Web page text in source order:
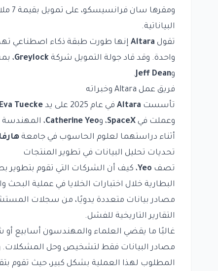
البياناتية.
تقول Altara إنها طورت طبقة ذكاء اصطناعي
واحدة. وقد قاد جولة التمويل شركة Greylock،
وJeff Dean
.
فريق عمل Altara وخبراته
تأسست Altara في عام 2025 على يد Eva Tuecke
وعملت في SpaceX، وCatherine Yeo، المهندسة
أثناء دراستهما لعلوم الحاسوب في جامعة
تحديات تحليل البيانات في تطوير المنتجات
تصف Yeo، كيف أن الشركات التي تقوم بتطوير
البطارية خلال اختبارات الخلايا في عملية
مصادر بيانات متعددة يدويًا، من سجلات
التقارير التاريخية للفشل.
غالبًا ما يقضي العلماء والمهندسون أسابيع
مصادر البيانات فقط لتشخيص وحل المشكلات.
المطلوب لهذا العملية بشكل كبير، حيث تقوم